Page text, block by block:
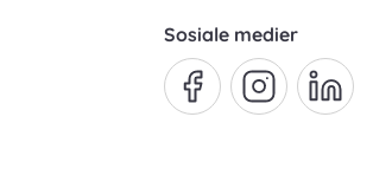
Sosiale medier